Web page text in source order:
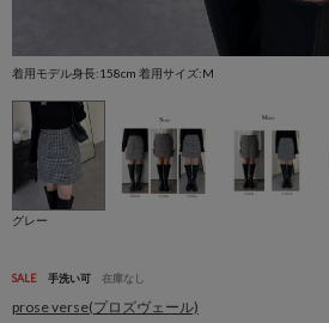
着用モデル身長:158cm 着用サイズ:M
グレー
SALE 手洗い可 在庫なし
prose verse(プロズヴェール)